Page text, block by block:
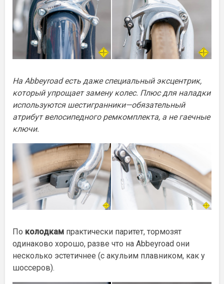
На Abbeyroad есть даже специальный эксцентрик,
который упрощает замену колес. Плюс для наладки
используются шестигранники—обязательный
атрибут велосипедного ремкомплекта, а не гаечные
ключи.
По колодкам практически паритет, тормозят
одинаково хорошо, разве что на Abbeyroad они
несколько эстетичнее (с акульим плавником, как у
шоссеров).